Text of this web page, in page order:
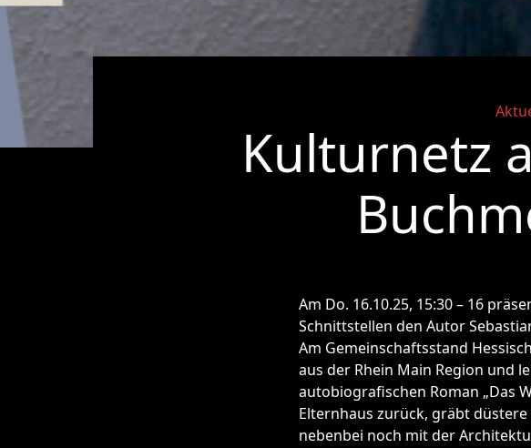
Kulturnetz
Am Do. 16.10.25, 15:30 – 16
Schnittstellen den Autor
Am Gemeinschaftsstand
aus der Rhein Main Region und
autobiografischen Roman „Das
Elternhaus zurück, gräbt
nebenbei noch mit der